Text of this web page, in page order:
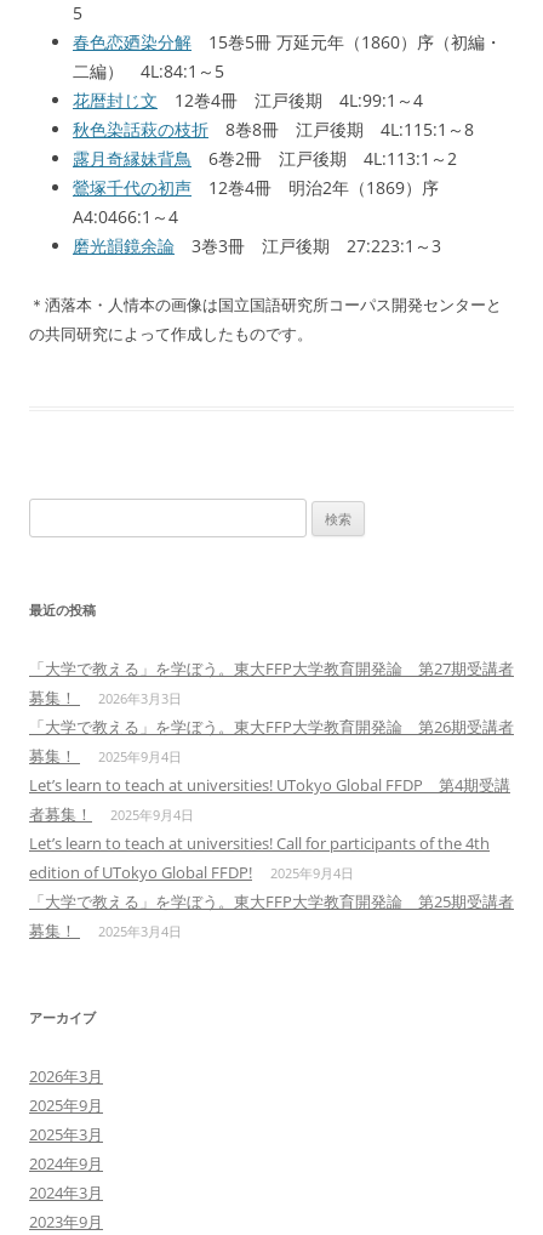
5
春色恋廼染分解 15巻5冊 万延元年（1860）序（初編・
二編） 4L:84:1～5
花暦封じ文 12巻4冊 江戸後期 4L:99:1～4
秋色染話萩の枝折 8巻8冊 江戸後期 4L:115:1～8
露月奇縁妹背鳥 6巻2冊 江戸後期 4L:113:1～2
鶯塚千代の初声 12巻4冊 明治2年（1869）序
A4:0466:1～4
磨光韻鏡余論 3巻3冊 江戸後期 27:223:1～3
＊洒落本・人情本の画像は国立国語研究所コーパス開発センターと
の共同研究によって作成したものです。
索:
最近の投稿
「大学で教える」を学ぼう。東大FFP大学教育開発論 第27期受講者
募集！
2026年3月3日
「大学で教える」を学ぼう。東大FFP大学教育開発論 第26期受講者
募集！
2025年9月4日
Let’s learn to teach at universities! UTokyo Global FFDP 第4期受講
者募集！
2025年9月4日
Let’s learn to teach at universities! Call for participants of the 4th
edition of UTokyo Global FFDP!
2025年9月4日
「大学で教える」を学ぼう。東大FFP大学教育開発論 第25期受講者
募集！
2025年3月4日
アーカイブ
2026年3月
2025年9月
2025年3月
2024年9月
2024年3月
2023年9月